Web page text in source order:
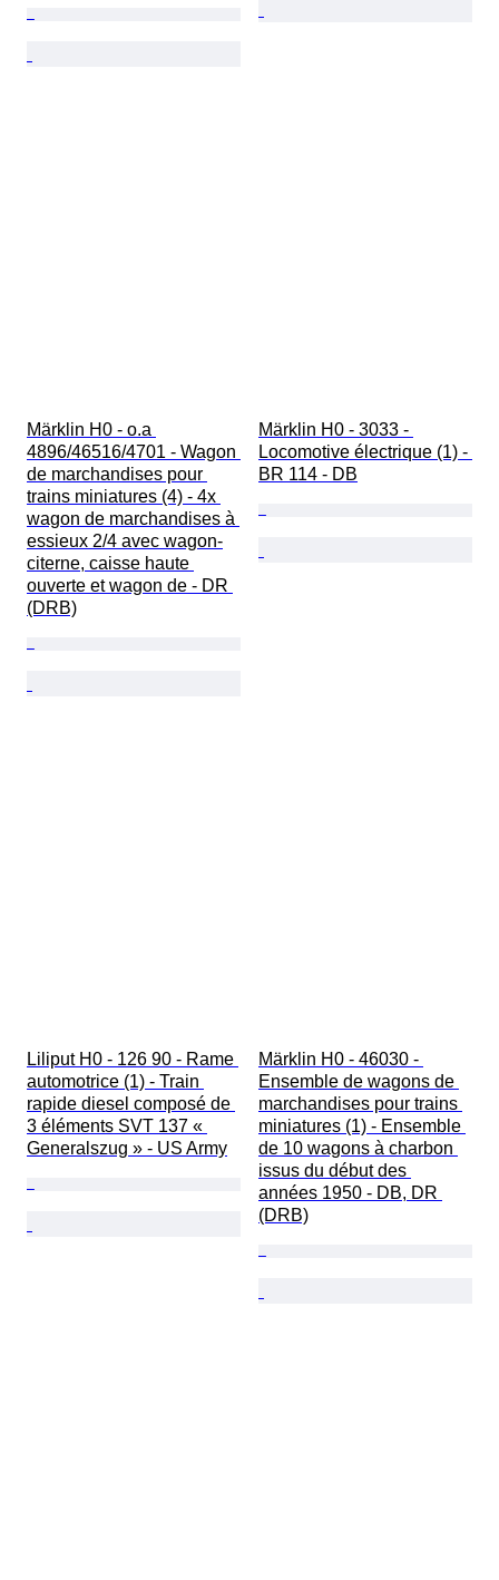
Märklin H0 - o.a
4896/46516/4701 - Wagon
de marchandises pour
trains miniatures (4) - 4x
wagon de marchandises à
essieux 2/4 avec wagon-
citerne, caisse haute
ouverte et wagon de - DR
(DRB)
Märklin H0 - 3033 -
Locomotive électrique (1) -
BR 114 - DB
Liliput H0 - 126 90 - Rame
automotrice (1) - Train
rapide diesel composé de
3 éléments SVT 137 «
Generalszug » - US Army
Märklin H0 - 46030 -
Ensemble de wagons de
marchandises pour trains
miniatures (1) - Ensemble
de 10 wagons à charbon
issus du début des
années 1950 - DB, DR
(DRB)